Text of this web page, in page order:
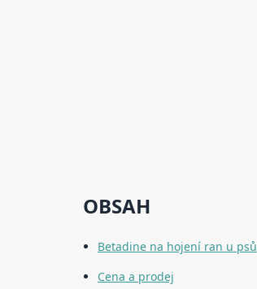
OBSAH
Betadine na hojení ran u psů
Cena a prodej